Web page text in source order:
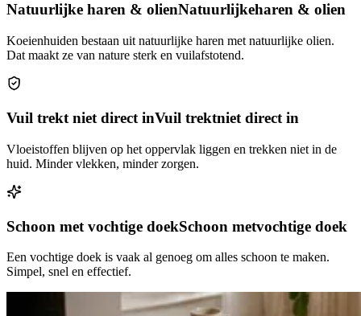
Natuurlijke haren & olienNatuurlijkeharen & olien
Koeienhuiden bestaan uit natuurlijke haren met natuurlijke olien.
Dat maakt ze van nature sterk en vuilafstotend.
Vuil trekt niet direct inVuil trektniet direct in
Vloeistoffen blijven op het oppervlak liggen en trekken niet in de
huid. Minder vlekken, minder zorgen.
Schoon met vochtige doekSchoon metvochtige doek
Een vochtige doek is vaak al genoeg om alles schoon te maken.
Simpel, snel en effectief.